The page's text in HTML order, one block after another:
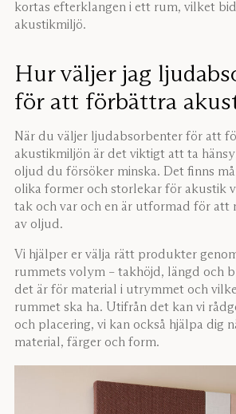
kortas efterklangen i ett rum, vilket
akustikmiljö.
Hur väljer jag
för att förbättra
När du väljer ljudabsorbenter för att
akustikmiljön är det viktigt att ta
oljud du försöker minska. Det finns
olika former och storlekar för akustik
tak och var och en är utformad för att
av oljud.
Vi hjälper er välja rätt produkter
rummets volym – takhöjd, längd och
det är för material i utrymmet och
rummet ska ha. Utifrån det kan vi
och placering, vi kan också hjälpa dig
material, färger och form.